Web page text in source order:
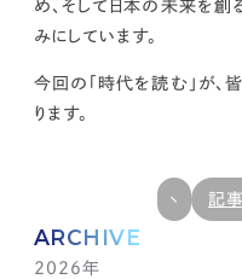
ARCHIVE
2026年
め、そして日本の未来を創
みにしています。
今回の「時代を読む」が、
ります。
記